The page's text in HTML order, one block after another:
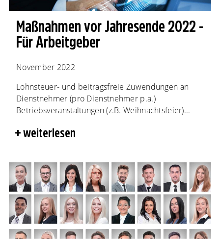
Maßnahmen vor Jahresende 2022 -
Für Arbeitgeber
November 2022
Lohnsteuer- und beitragsfreie Zuwendungen an
Dienstnehmer (pro Dienstnehmer p.a.)
Betriebsveranstaltungen (z.B. Weihnachtsfeier)...
weiterlesen